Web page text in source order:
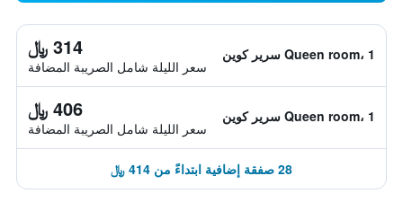
Queen room، 1 سرير كوين 314 ﷼
سعر الليلة شامل الصريبة المضافة
Queen room، 1 سرير كوين 406 ﷼
سعر الليلة شامل الصريبة المضافة
28 صفقة إضافية ابتداءً من 414 ﷼